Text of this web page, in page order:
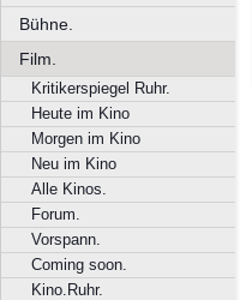
Bühne.
Film.
Kritikerspiegel Ruhr.
Heute im Kino
Morgen im Kino
Neu im Kino
Alle Kinos.
Forum.
Vorspann.
Coming soon.
Kino.Ruhr.